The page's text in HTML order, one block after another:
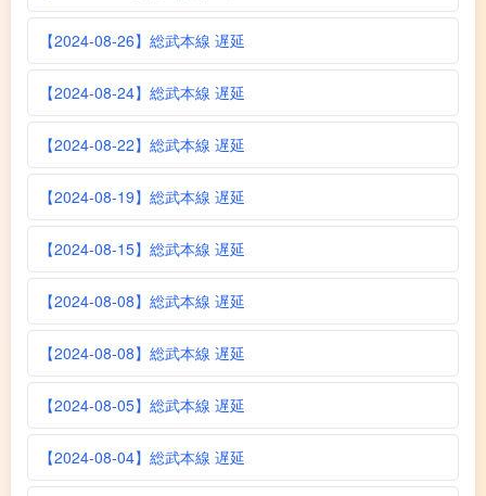
【2024-08-26】総武本線 遅延
【2024-08-24】総武本線 遅延
【2024-08-22】総武本線 遅延
【2024-08-19】総武本線 遅延
【2024-08-15】総武本線 遅延
【2024-08-08】総武本線 遅延
【2024-08-08】総武本線 遅延
【2024-08-05】総武本線 遅延
【2024-08-04】総武本線 遅延